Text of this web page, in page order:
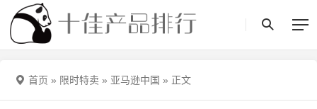
首页 » 限时特卖 » 亚马逊中国 » 正文